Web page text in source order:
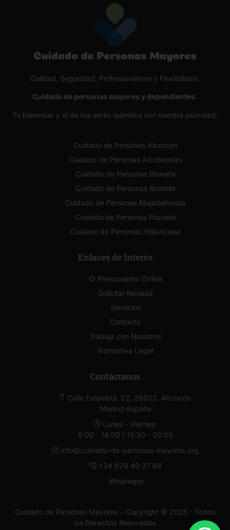
Calidad, Seguridad, Profesionalismo y Flexibilidad.
Cuidado de personas mayores y dependientes.
Tu bienestar y el de tus seres queridos son nuestra prioridad.
Cuidado de Personas Alcorcón
Cuidado de Personas Alcobendas
Cuidado de Personas Brunete
Cuidado de Personas Boadilla
Cuidado de Personas Majadahonda
Cuidado de Personas Pozuelo
Cuidado de Personas Villaviciosa
Enlaces de Interés
Presupuesto Online
Solicitar llamada
Servicios
Contacto
Trabaja con Nosotros
Normativa Legal
Contáctanos
Calle Estambul, 22. 28922. Alcorcón.
Madrid-España
Lunes - Viernes:
9:00 - 14:00 / 15:30 - 20:00
info@cuidado-de-personas-mayores.org
+34 629 49 37 88
Whatsapp
Cuidado de Personas Mayores - Copyright © 2025 - Todos
los Derechos Resevados